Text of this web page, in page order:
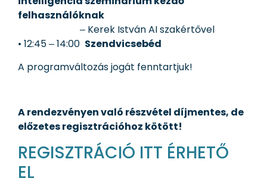
felhasználóknak
‒ Kerek István AI szakértővel
• 12:45 ‒ 14:00 Szendvicsebéd
A programváltozás jogát fenntartjuk!
A rendezvényen való részvétel díjmentes, de
előzetes regisztrációhoz kötött!
REGISZTRÁCIÓ ITT ÉRHETŐ
EL